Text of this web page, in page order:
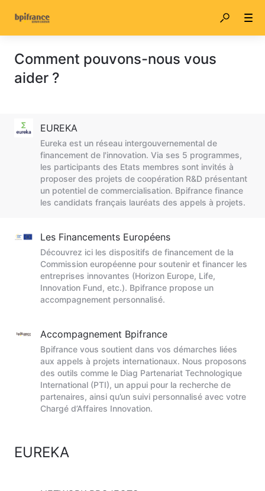
Comment pouvons-nous vous
aider ?
EUREKA
Eureka est un réseau intergouvernemental de
financement de l'innovation. Via ses 5 programmes,
les participants des Etats membres sont invités à
proposer des projets de coopération R&D présentant
un potentiel de commercialisation. Bpifrance finance
les candidats français lauréats des appels à projets.
Les Financements Européens
Découvrez ici les dispositifs de financement de la
Commission européenne pour soutenir et financer les
entreprises innovantes (Horizon Europe, Life,
Innovation Fund, etc.). Bpifrance propose un
accompagnement personnalisé.
Accompagnement Bpifrance
Bpifrance vous soutient dans vos démarches liées
aux appels à projets internationaux. Nous proposons
des outils comme le Diag Partenariat Technologique
International (PTI), un appui pour la recherche de
partenaires, ainsi qu’un suivi personnalisé avec votre
Chargé d’Affaires Innovation.
EUREKA